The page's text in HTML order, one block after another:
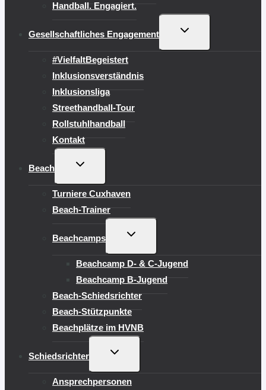
Handball. Engagiert.
Gesellschaftliches Engagement
UNTERMENÜ
#VielfaltBegeistert
Inklusionsverständnis
Inklusionsliga
Streethandball-Tour
Rollstuhlhandball
Kontakt
Beach
UNTERMENÜ
Turniere Cuxhaven
Beach-Trainer
Beachcamps
UNTERMENÜ
Beachcamp D- & C-Jugend
Beachcamp B-Jugend
Beach-Schiedsrichter
Beach-Stützpunkte
Beachplätze im HVNB
Schiedsrichter
UNTERMENÜ
Ansprechpersonen